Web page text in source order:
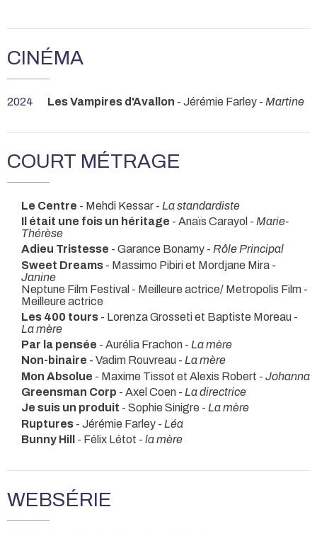
CINÉMA
2024 Les Vampires d'Avallon - Jérémie Farley - Martine
COURT MÉTRAGE
Le Centre - Mehdi Kessar - La standardiste
Il était une fois un héritage - Anaïs Carayol - Marie-
Thérèse
Adieu Tristesse - Garance Bonamy - Rôle Principal
Sweet Dreams - Massimo Pibiri et Mordjane Mira -
Janine
Neptune Film Festival - Meilleure actrice/ Metropolis Film -
Meilleure actrice
Les 400 tours - Lorenza Grosseti et Baptiste Moreau -
La mère
Par la pensée - Aurélia Frachon - La mère
Non-binaire - Vadim Rouvreau - La mère
Mon Absolue - Maxime Tissot et Alexis Robert - Johanna
Greensman Corp - Axel Coen - La directrice
Je suis un produit - Sophie Sinigre - La mère
Ruptures - Jérémie Farley - Léa
Bunny Hill
- Félix Létot - la mère
WEBSÉRIE